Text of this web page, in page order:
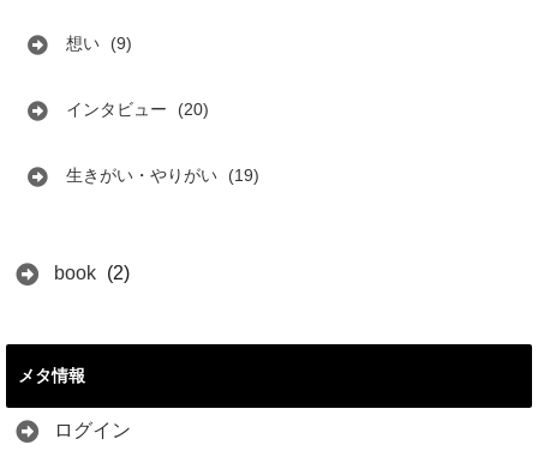
想い (9)
インタビュー (20)
生きがい・やりがい (19)
book (2)
メタ情報
ログイン